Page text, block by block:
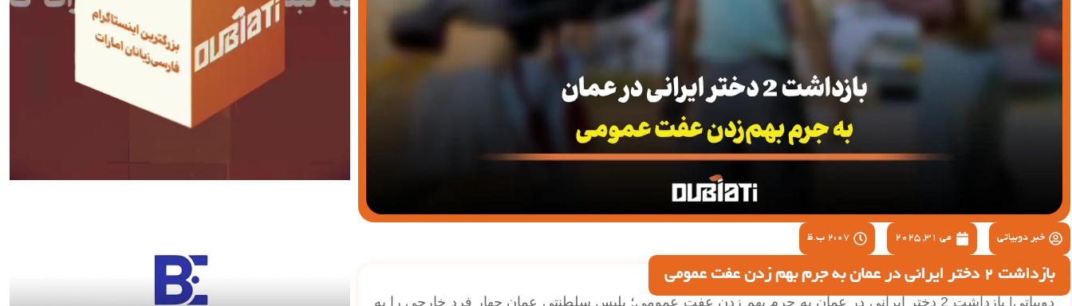
خبر دوبیاتی می 31, 2025 2:07 ب.ظ
بازداشت 2 دختر ایرانی در عمان به جرم بهم زدن عفت عمومی
دوبیاتی| بازداشت 2 دختر ایرانی در عمان به جرم بهم زدن عفت عمومی؛ پلیس سلطنتی عمان چهار فرد خارجی را به